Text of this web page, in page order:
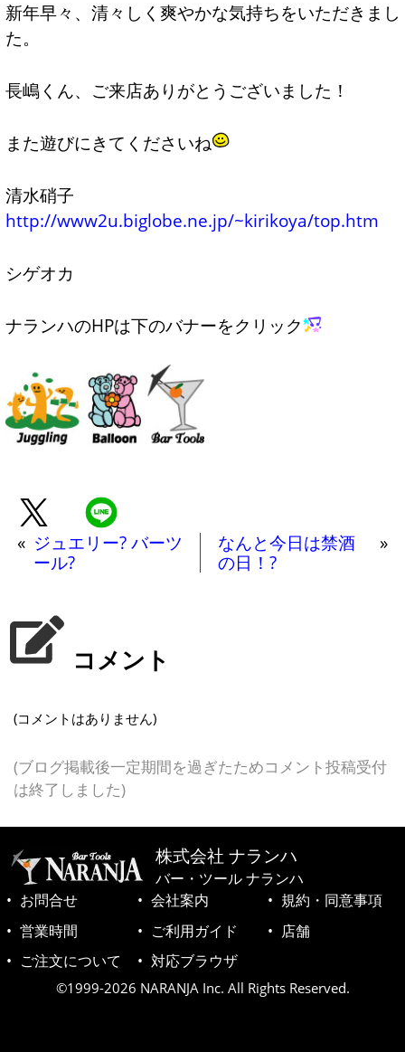
新年早々、清々しく爽やかな気持ちをいただきまし
た。
長嶋くん、ご来店ありがとうございました！
また遊びにきてくださいね
清水硝子
http://www2u.biglobe.ne.jp/~kirikoya/top.htm
シゲオカ
ナランハのHPは下のバナーをクリック
« ジュエリー? バーツ
ール?
なんと今日は禁酒
の日！?
»
コメント
(コメントはありません)
(ブログ掲載後一定期間を過ぎたためコメント投稿受付
は終了しました)
株式会社 ナランハ
バー・ツール ナランハ
お問合せ
会社案内
規約・同意事項
営業時間
ご利用ガイド
店舗
ご注文について
対応ブラウザ
©1999-2026 NARANJA Inc. All Rights Reserved.